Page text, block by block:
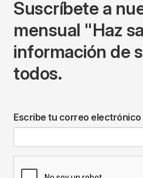
Suscríbete a
mensual "Haz
información de
todos.
Escribe tu correo electrónico